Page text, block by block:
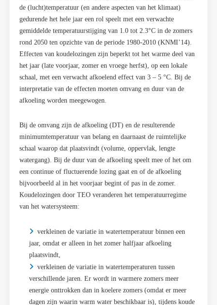
de (lucht)temperatuur (en andere aspecten van het klimaat)
gedurende het hele jaar een rol speelt met een verwachte
gemiddelde temperatuurstijging van 1.0 tot 2.3°C in de zomers
rond 2050 ten opzichte van de periode 1980-2010 (KNMI’14).
Effecten van koudelozingen zijn beperkt tot het warme deel van
het jaar (late voorjaar, zomer en vroege herfst), op een lokale
schaal, met een verwacht afkoelend effect van 3 – 5 °C. Bij de
interpretatie van de effecten moeten omvang en duur van de
afkoeling worden meegewogen.
Bij de omvang zijn de afkoeling (DT) en de resulterende
minimumtemperatuur van belang en daarnaast de ruimtelijke
schaal waarop dat plaatsvindt (volume, oppervlak, lengte
watergang). Bij de duur van de afkoeling speelt mee of het om
een continue of fluctuerende lozing gaat en of de afkoeling
bijvoorbeeld al in het voorjaar begint of pas in de zomer.
Koudelozingen door TEO veranderen het temperatuurregime
van het watersysteem:
verkleinen de variatie in watertemperatuur binnen een
jaar, omdat er alleen in het zomer halfjaar afkoeling
plaatsvindt,
verkleinen de variatie in watertemperaturen tussen
verschillende jaren. Er wordt in warmere zomers meer
energie onttrokken dan in koelere zomers (omdat er meer
dagen zijn waarin warm water beschikbaar is), tijdens koude